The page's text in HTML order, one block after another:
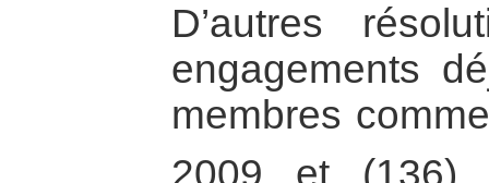
D’autres
engagements
membres